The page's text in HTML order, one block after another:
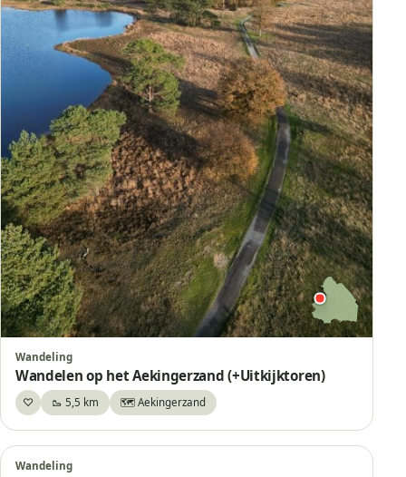
Wandeling
Wandelen op het Aekingerzand (+Uitkijktoren)
♡Bewaar🥾 5,5 km 🗺️ Aekingerzand
Wandeling